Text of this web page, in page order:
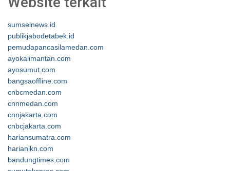
sumselnews.id
publikjabodetabek.id
pemudapancasilamedan.com
ayokalimantan.com
ayosumut.com
bangsaoffline.com
cnbcmedan.com
cnnmedan.com
cnnjakarta.com
cnbcjakarta.com
hariansumatra.com
harianikn.com
bandungtimes.com